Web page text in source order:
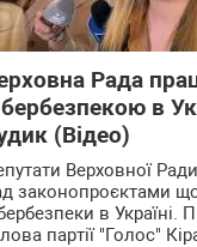
Рада
в
(Відео)
Верховної
законопроєктами
в
партії "Голос"